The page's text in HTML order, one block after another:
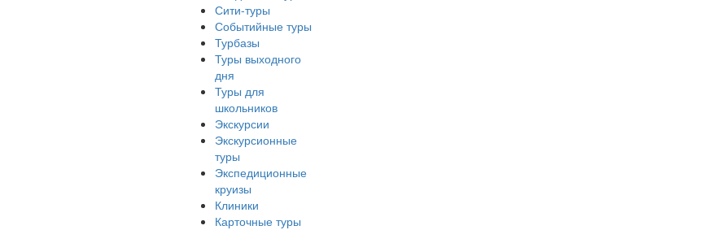
Сити-туры
Событийные туры
Турбазы
Туры выходного
дня
Туры для
школьников
Экскурсии
Экскурсионные
туры
Экспедиционные
круизы
Клиники
Карточные туры